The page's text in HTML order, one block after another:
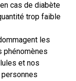
cas de diabète
trop faible
les
phénomènes
et nos